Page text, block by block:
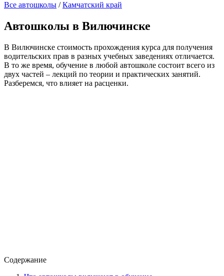
Все автошколы /Камчатский край
Автошколы в Вилючинске
В Вилючинске стоимость прохождения курса для получения
водительских прав в разных учебных заведениях отличается.
В то же время, обучение в любой автошколе состоит всего из
двух частей – лекций по теории и практических занятий.
Разберемся, что влияет на расценки.
Содержание